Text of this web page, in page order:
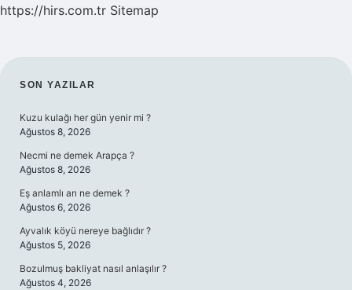
https://hirs.com.tr Sitemap
SIDEBAR
SON YAZILAR
Kuzu kulağı her gün yenir mi ?
Ağustos 8, 2026
Necmi ne demek Arapça ?
Ağustos 8, 2026
Eş anlamlı arı ne demek ?
Ağustos 6, 2026
Ayvalık köyü nereye bağlıdır ?
Ağustos 5, 2026
Bozulmuş bakliyat nasıl anlaşılır ?
Ağustos 4, 2026